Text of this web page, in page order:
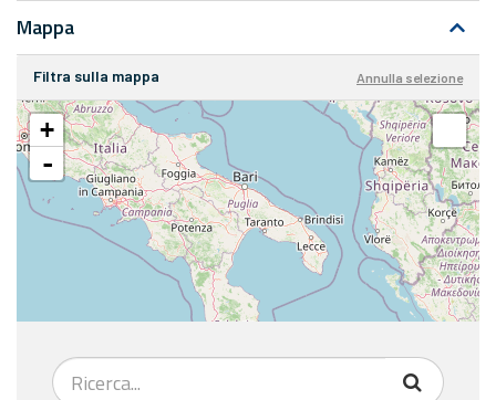
Mappa
Filtra sulla mappa Annulla selezione
+
-